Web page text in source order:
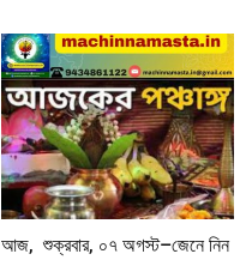
আজ, শুক্রবার, ০৭ অগস্ট–জেনে নিন